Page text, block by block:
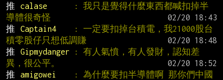
推
calase
: 我只是覺得什麼東西都喊扣掉半
導體很奇怪
推
Captain4
: 一定要扣掉台積電，我21000股台
積零股仔只想低調賺
推
Gipmydanger
: 有人氣憤，有人發財，認知差
異，很公平。
推
amigowei
: 為什麼要扣半導體啊 那你們中國